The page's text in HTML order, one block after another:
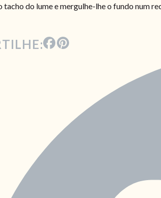
tacho do lume e mergulhe-lhe o fundo num